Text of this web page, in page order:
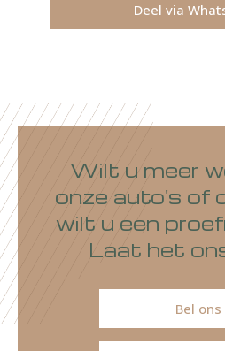
Deel via
Wilt u meer
onze auto's of
wilt u een
Laat het
Bel ons